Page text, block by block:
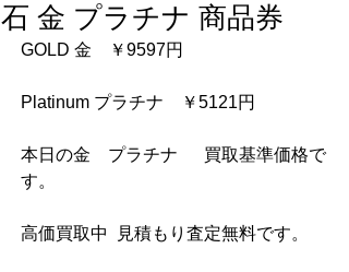
石 金 プラチナ 商品券
GOLD 金　￥9597円
Platinum プラチナ　￥5121円
本日の金　プラチナ　  買取基準価格で
す。
高価買取中  見積もり査定無料です。